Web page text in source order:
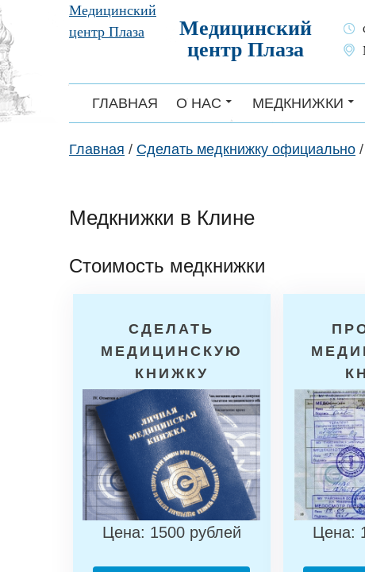
Skip
to
content
Медицинский
центр Плаза
Медицинский
центр Плаза
ГЛАВНАЯ О НАС МЕДКНИЖКИ
Главная / Сделать медкнижку официально /
Медкнижки в Клине
Стоимость медкнижки
СДЕЛАТЬ
МЕДИЦИНСКУЮ
КНИЖКУ
Цена: 1500 рублей Цена: